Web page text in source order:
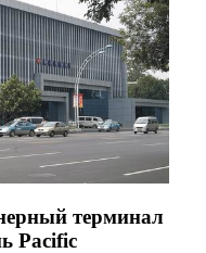
терминал
Pacific